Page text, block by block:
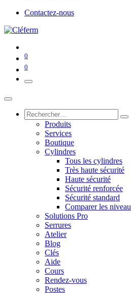
Contactez-nous
0
0
Produits
Services
Boutique
Cylindres
Tous les cylindres
Très haute sécurité
Haute sécurité
Sécurité renforcée
Sécurité standard
Comparer les
Solutions Pro
Serrures
Atelier
Blog
Clés
Aide
Cours
Rendez-vous
Postes